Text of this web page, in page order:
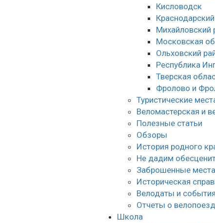
Кисловодск
Михайловский
Московская
Ольховский
Республика
Тверская
Фролово и
Туристические
Веломастерская и
Полезные статьи
Обзоры
История родного
Не дадим
Заброшенные
Историческая
Велодаты и события
Отчеты о
Школа